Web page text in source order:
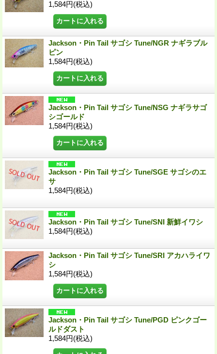
1,584円(税込)
Jackson・Pin Tail サゴシ Tune/NGR ナギラブル
ピン
1,584円(税込)
Jackson・Pin Tail サゴシ Tune/NSG ナギラサゴ
シゴールド
1,584円(税込)
Jackson・Pin Tail サゴシ Tune/SGE サゴシのエ
サ
1,584円(税込)
Jackson・Pin Tail サゴシ Tune/SNI 新鮮イワシ
1,584円(税込)
Jackson・Pin Tail サゴシ Tune/SRI アカハライワ
シ
1,584円(税込)
Jackson・Pin Tail サゴシ Tune/PGD ピンクゴー
ルドダスト
1,584円(税込)